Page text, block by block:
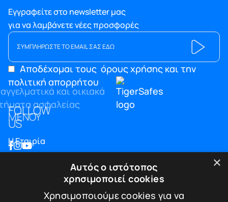
Εγγραφείτε στο newsletter μας
για να λαμβάνετε νέες προσφορές
Αποδέχομαι τους όρους χρήσης και την
πολιτική απορρήτου
FOLLOW
US
ΜΕΝΟΥ
Η Εταιρία
ΠΛΗΡΟΦΟΡΙΕΣ
×
Αυτός ο ιστότοπος
χρησιμοποιεί cookies
Χρησιμοποιούμε cookies για να